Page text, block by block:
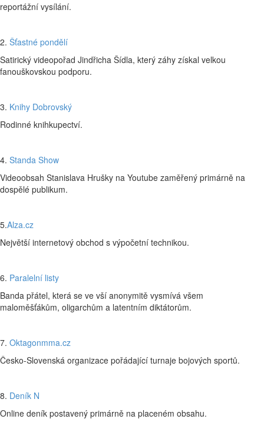
reportážní vysílání.
2. Šťastné pondělí
Satirický videopořad Jindřicha Šídla, který záhy získal velkou
fanouškovskou podporu.
3. Knihy Dobrovský
Rodinné knihkupectví.
4. Standa Show
Videoobsah Stanislava Hrušky na Youtube zaměřený primárně na
dospělé publikum.
5.Alza.cz
Největší internetový obchod s výpočetní technikou.
6. Paralelní listy
Banda přátel, která se ve vší anonymitě vysmívá všem
maloměšťákům, oligarchům a latentním diktátorům.
7. Oktagonmma.cz
Česko-Slovenská organizace pořádající turnaje bojových sportů.
8. Deník N
Online deník postavený primárně na placeném obsahu.